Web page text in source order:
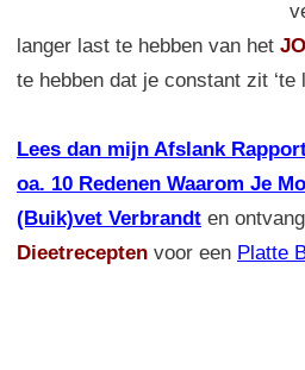
langer last te hebben van het
te hebben dat je constant zit ‘te
Lees dan mijn Afslank
oa. 10 Redenen Waarom Je
(Buik)vet Verbrandt en ontvang
Dieetrecepten voor een Platte